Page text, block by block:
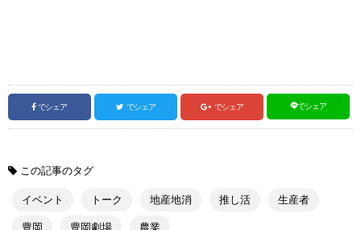
でシェア でシェア でシェア でシェア
この記事のタグ
イベント トーク 地産地消 推し活 生産者
豊岡 豊岡劇場 農業